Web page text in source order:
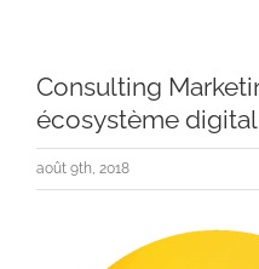
Consulting
écosystème digital
août 9th, 2018